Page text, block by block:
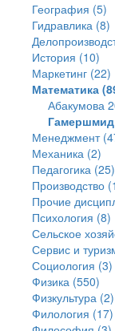
География (5)
Гидравлика (8)
История (10)
Маркетинг (22)
Математика
Абакумова
Гамершмид
Менеджмент
Механика (2)
Педагогика (25)
Производство
Прочие
Психология (8)
Сельское
Сервис и
Социология (3)
Физика (550)
Физкультура (2)
Филология (17)